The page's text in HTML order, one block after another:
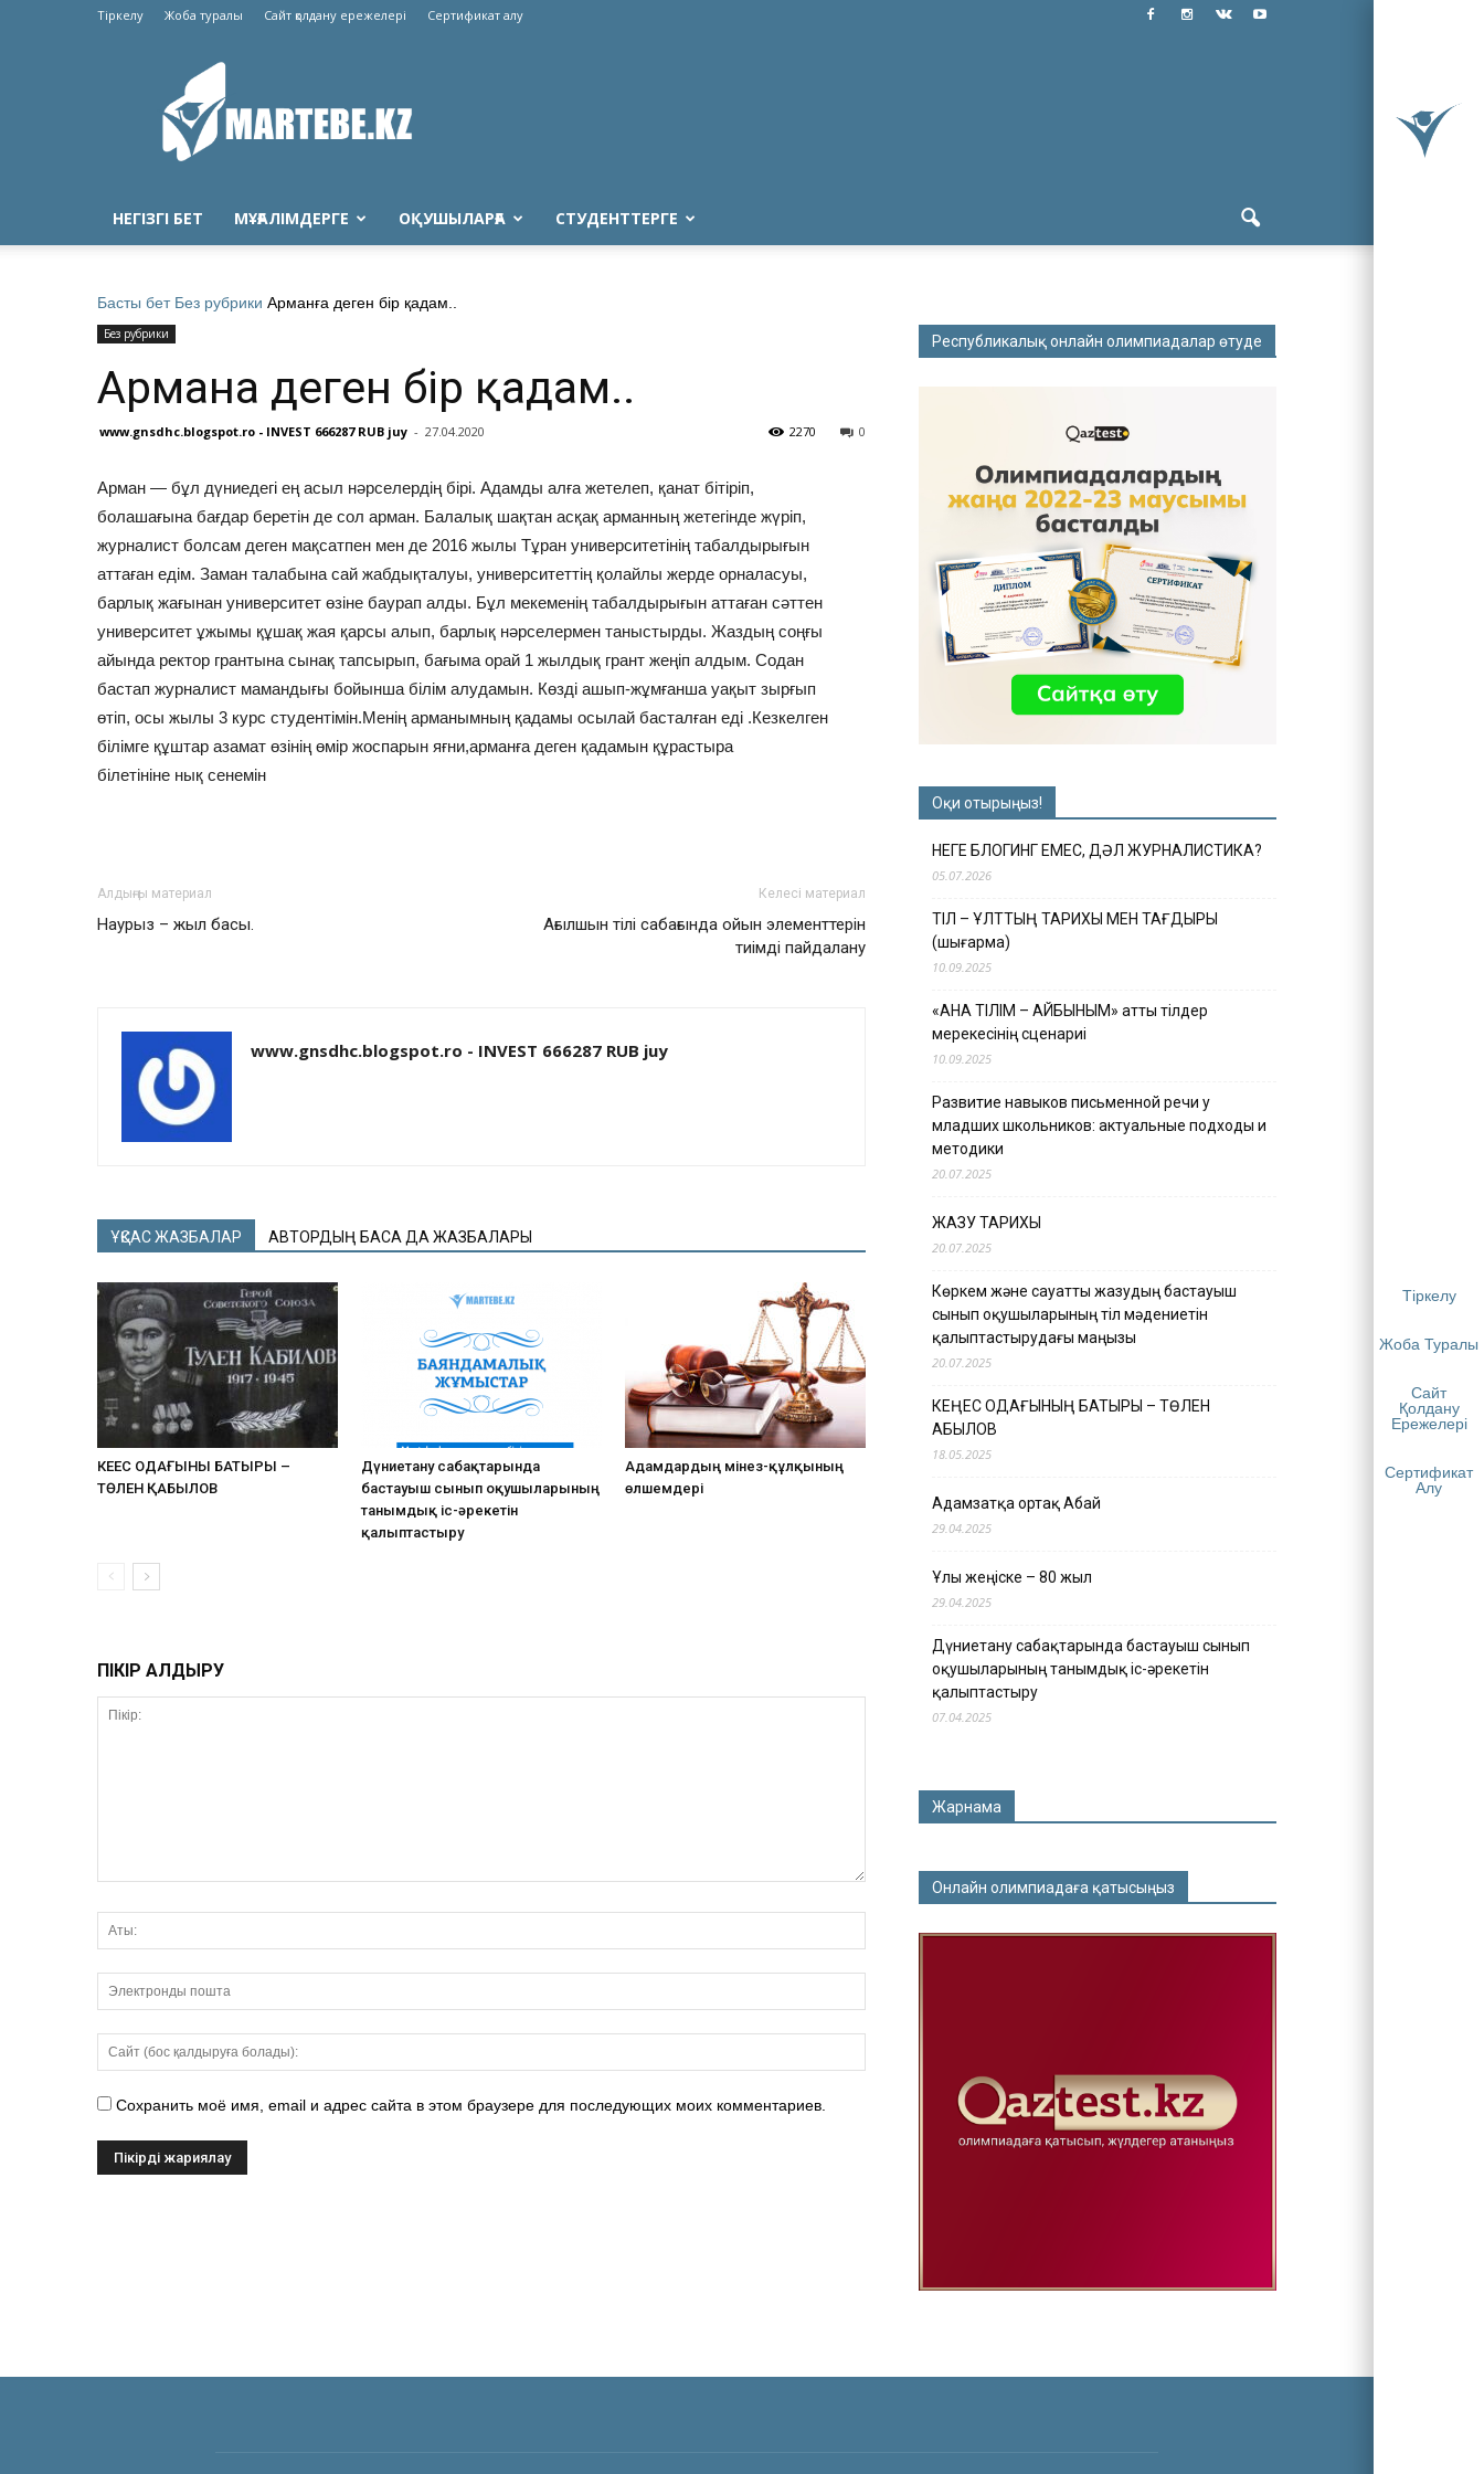
Тіркелу
Жоба Туралы
Сайт
Қолдану
Ережелері
Сертификат
Алу
Тіркелу Жоба туралы Сайт қолдану ережелері Сертификат алу
Martebe.kz
білім
сайты
НЕГІЗГІ БЕТ МҰҒАЛІМДЕРГЕ ОҚУШЫЛАРҒА СТУДЕНТТЕРГЕ
Басты бет Без рубрики Арманға деген бір қадам..
Без рубрики
Арманға деген бір қадам..
www.gnsdhc.blogspot.ro - INVEST 666287 RUB juy - 27.04.2020 0
2270
Арман — бұл дүниедегі ең асыл нәрселердің бірі. Адамды алға жетелеп, қанат бітіріп,
болашағына бағдар беретін де сол арман. Балалық шақтан асқақ арманның жетегінде жүріп,
журналист болсам деген мақсатпен мен де 2016 жылы Тұран университетінің табалдырығын
аттаған едім. Заман талабына сай жабдықталуы, университеттің қолайлы жерде орналасуы,
барлық жағынан университет өзіне баурап алды. Бұл мекеменің табалдырығын аттаған сәттен
университет ұжымы құшақ жая қарсы алып, барлық нәрселермен таныстырды. Жаздың соңғы
айында ректор грантына сынақ тапсырып, бағыма орай 1 жылдық грант жеңіп алдым. Содан
бастап журналист мамандығы бойынша білім алудамын. Көзді ашып-жұмғанша уақыт зырғып
өтіп, осы жылы 3 курс студентімін.Менің арманымның қадамы осылай басталған еді .Кезкелген
білімге құштар азамат өзінің өмір жоспарын яғни,арманға деген қадамын құрастыра
білетініне нық сенемін
Алдыңғы материал
Наурыз – жыл басы.
Келесі материал
Ағылшын тілі сабағында ойын элементтерін
тиімді пайдалану
www.gnsdhc.blogspot.ro - INVEST 666287 RUB juy
ҰҚСАС ЖАЗБАЛАР АВТОРДЫҢ БАСҚА ДА ЖАЗБАЛАРЫ
КЕҢЕС ОДАҒЫНЫҢ БАТЫРЫ –
ТӨЛЕН ҚАБЫЛОВ
Дүниетану сабақтарында
бастауыш сынып оқушыларының
танымдық іс-әрекетін
қалыптастыру
Адамдардың мінез-құлқының
өлшемдері
ПІКІР ҚАЛДЫРУ
Сохранить моё имя, email и адрес сайта в этом браузере для последующих моих комментариев.
Республикалық онлайн олимпиадалар өтуде
Оқи отырыңыз!
НЕГЕ БЛОГИНГ ЕМЕС, ДӘЛ ЖУРНАЛИСТИКА?
05.07.2026
ТІЛ – ҰЛТТЫҢ ТАРИХЫ МЕН ТАҒДЫРЫ
(шығарма)
10.09.2025
«АНА ТІЛІМ – АЙБЫНЫМ» атты тілдер
мерекесінің сценариі
10.09.2025
Развитие навыков письменной речи у
младших школьников: актуальные подходы и
методики
20.07.2025
ЖАЗУ ТАРИХЫ
20.07.2025
Көркем және сауатты жазудың бастауыш
сынып оқушыларының тіл мәдениетін
қалыптастырудағы маңызы
20.07.2025
КЕҢЕС ОДАҒЫНЫҢ БАТЫРЫ – ТӨЛЕН
ҚАБЫЛОВ
18.05.2025
Адамзатқа ортақ Абай
29.04.2025
Ұлы жеңіске – 80 жыл
29.04.2025
Дүниетану сабақтарында бастауыш сынып
оқушыларының танымдық іс-әрекетін
қалыптастыру
07.04.2025
Жарнама
Онлайн олимпиадаға қатысыңыз